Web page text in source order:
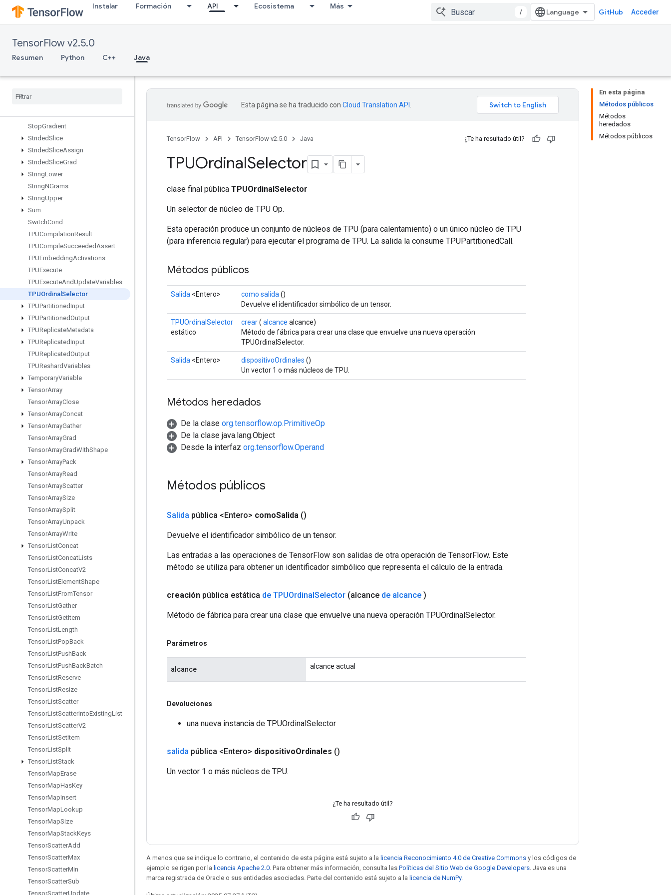
Instalar Formación API Ecosistema Más
/ GitHub Acceder
TensorFlow v2.5.0
Resumen Python C++ Java
StatelessRandomUniformFullInt
StatelessRandomUniformFullIntV
2
StatelessRandomUniformIntV2
Stateless
SampleDistorted
Stats
StopGradient
StridedSlice
StridedSliceAssign
StridedSliceGrad
StringLower
StringNGrams
StringUpper
Sum
SwitchCond
TPUCompilationResult
TPUCompileSucceededAssert
TPUEmbeddingActivations
TPUExecute
TPUExecuteAndUpdateVariables
TPUOrdinal Selector
TPUPartitionedInput
TPUPartitionedOutput
TPUReplicateMetadata
TPUReplicatedInput
TPUReplicatedOutput
TPUReshardVariables
TemporaryVariable
TensorArray
TensorArrayClose
TensorArrayConcat
TensorArrayGather
TensorArrayGrad
TensorArrayGradWithShape
TensorArrayPack
TensorArrayRead
TensorArrayScatter
TensorArraySize
TensorArraySplit
TensorArrayUnpack
TensorArrayWrite
TensorListConcat
TensorListConcatLists
TensorListConcatV2
TensorListElementShape
TensorListFromTensor
TensorListGather
TensorListGetItem
TensorListLength
TensorListPopBack
TensorListPushBack
TensorListPushBackBatch
TensorListReserve
TensorListResize
TensorListScatter
TensorListScatterIntoExistingList
TensorListScatterV2
TensorListSetItem
TensorListSplit
TensorListStack
TensorMapErase
TensorMapHasKey
TensorMapInsert
TensorMapLookup
TensorMapSize
TensorMapStackKeys
TensorScatterAdd
TensorScatterMax
TensorScatterMin
TensorScatterSub
TensorScatterUpdate
En esta página
Métodos públicos
Métodos
heredados
Métodos públicos
Esta página se ha traducido con Cloud Translation API
TensorFlow API TensorFlow v2.5.0 Java ¿Te ha resultado útil?
TPUOrdinalSelector
clase final pública TPUOrdinalSelector
Un selector de núcleo de TPU Op.
Esta operación produce un conjunto de núcleos de TPU (para calentamiento) o un único núcleo de TPU
(para inferencia regular) para ejecutar el programa de TPU. La salida la consume TPUPartitionedCall.
Métodos públicos
Salida <Entero> como salida ()
Devuelve el identificador simbólico de un tensor.
TPUOrdinalSelector
estático
crear( alcance alcance)
Método de fábrica para crear una clase que envuelve una nueva operación
TPUOrdinalSelector.
Salida <Entero> dispositivoOrdinales ()
Un vector 1 o más núcleos de TPU.
Métodos heredados
De la clase org.tensorflow.op.PrimitiveOp
De la clase java.lang.Object
Desde la interfaz org.tensorflow.Operand
Métodos públicos
Salida pública <Entero> comoSalida ()
Devuelve el identificador simbólico de un tensor.
Las entradas a las operaciones de TensorFlow son salidas de otra operación de TensorFlow. Este
método se utiliza para obtener un identificador simbólico que representa el cálculo de la entrada.
creación pública estática de TPUOrdinalSelector (alcance de alcance )
Método de fábrica para crear una clase que envuelve una nueva operación TPUOrdinalSelector.
Parámetros
alcance alcance actual
Devoluciones
una nueva instancia de TPUOrdinalSelector
salida pública <Entero> dispositivoOrdinales ()
Un vector 1 o más núcleos de TPU.
¿Te ha resultado útil?
A menos que se indique lo contrario, el contenido de esta página está sujeto a la licencia Reconocimiento 4.0 de Creative Commons y los códigos de
ejemplo se rigen por la licencia Apache 2.0 . Para obtener más información, consulta las Políticas del Sitio Web de Google Developers . Java es una
marca registrada de Oracle o sus entidades asociadas. Parte del contenido está sujeto a la licencia de NumPy.